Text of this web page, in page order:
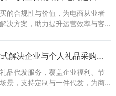
的合规性与价值，为电商从业者
决方案，助力提升运营效率与客
礼品代发网：一站式解决企业与个人礼品采购难题
品代发服务，覆盖企业福利、节
景，支持定制与一件代发，为商